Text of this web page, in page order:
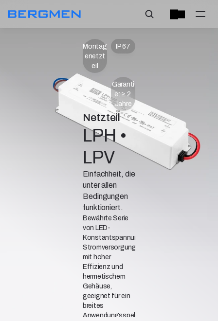
Garanti
e: ≥ 2
Jahre
IP 67
Montag
enetzt
eil
Netzteil
LPH •
LPV
Einfachheit, die
unter allen
Bedingungen
funktioniert.
Bewährte Serie
von LED-
Konstantspannungs-
Stromversorgungen
mit hoher
Effizienz und
hermetischem
Gehäuse,
geeignet für ein
breites
Anwendungsspektrum